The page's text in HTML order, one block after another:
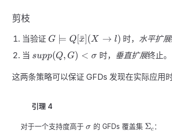
剪枝
当验证 G\models
Q[\bar{x}]
( X
\rightarrow
l )
G ⊨ Q [x
ˉ](X → l) 时， 水平扩展
当 supp (
<
supp(Q, G) < σ 时， 垂直扩展终止。
这两条策略可以保证 GFDs 发现在实际应用
引理 4
对于一个支持度高于 \sigma
σ 的 GFDs 覆盖集 Σc ：